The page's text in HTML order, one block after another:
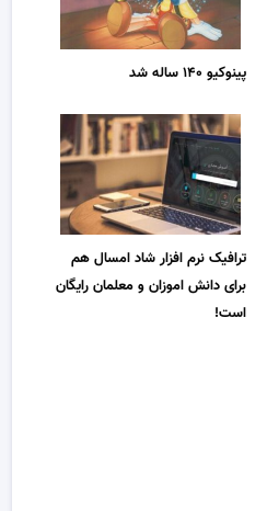
پینوکیو ۱۴۰ ساله شد
ترافیک نرم افزار شاد امسال هم
برای دانش اموزان و معلمان رایگان
است!